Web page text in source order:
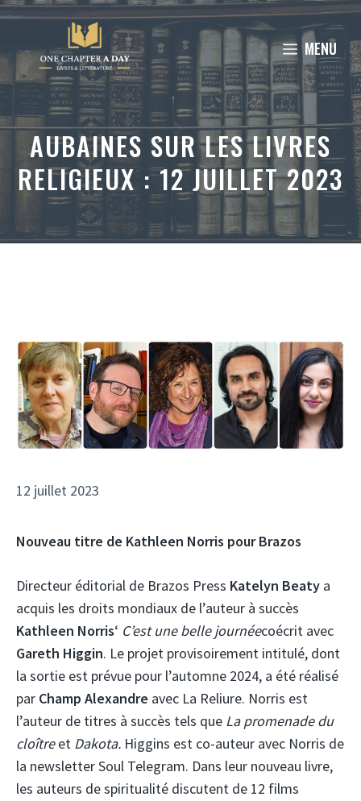
Aller
contenu
MENU
AUBAINES SUR LES LIVRES
RELIGIEUX : 12 JUILLET 2023
12 juillet 2023
Nouveau titre de Kathleen Norris pour Brazos
Directeur éditorial de Brazos Press Katelyn Beaty a
acquis les droits mondiaux de l’auteur à succès
Kathleen Norris‘ C’est une belle journéecoécrit avec
Gareth Higgin. Le projet provisoirement intitulé, dont
la sortie est prévue pour l’automne 2024, a été réalisé
par Champ Alexandre avec La Reliure. Norris est
l’auteur de titres à succès tels que La promenade du
cloîtreet Dakota. Higgins est co-auteur avec Norris de
la newsletter Soul Telegram. Dans leur nouveau livre,
les auteurs de spiritualité discutent de 12 films